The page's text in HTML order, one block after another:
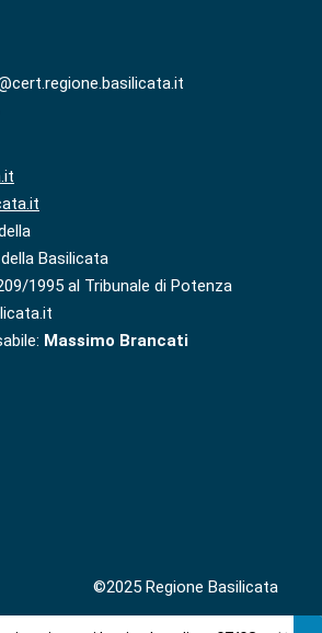
Basilicata
1995 al Tribunale di Potenza
Massimo Brancati
©2025 Regione Basilicata